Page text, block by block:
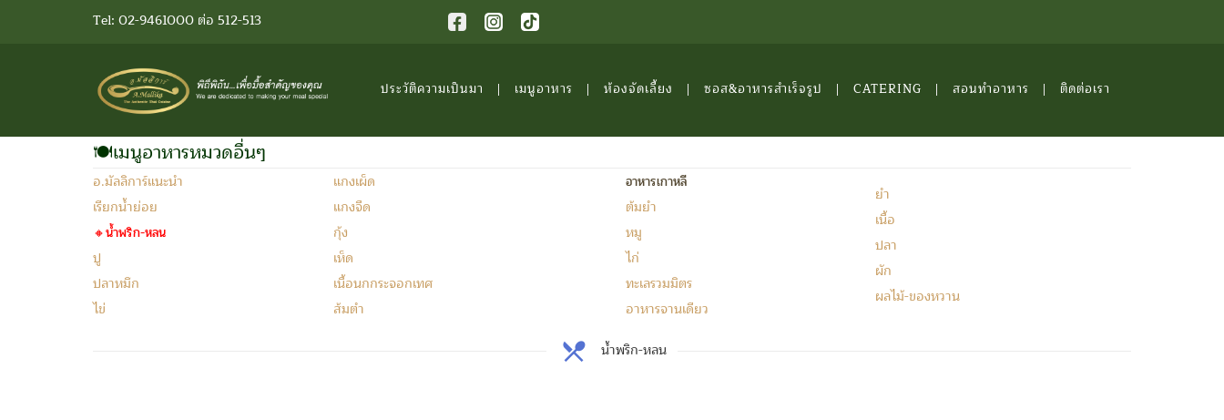
Tel: 02-9461000 ต่อ 512-513
ประวัติความเป็นมา เมนูอาหาร ห้องจัดเลี้ยง ซอส&อาหารสำเร็จรูป CATERING สอนทำอาหาร ติดต่อเรา
🍽เมนูอาหารหมวดอื่นๆ
อ.มัลลิการ์แนะนำ
เรียกน้ำย่อย
🔸น้ำพริก-หลน
ปู
ปลาหมึก
ไข่
แกงเผ็ด
แกงจืด
กุ้ง
เห็ด
เนื้อนกกระจอกเทศ
ส้มตำ
อาหารเกาหลี
ต้มยำ
หมู
ไก่
ทะเลรวมมิตร
อาหารจานเดียว
ยำ
เนื้อ
ปลา
ผัก
ผลไม้-ของหวาน
น้ำพริก-หลน